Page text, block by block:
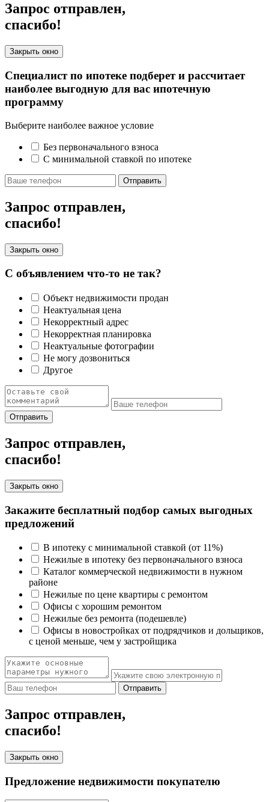
Запрос отправлен,
спасибо!
Закрыть окно
Специалист по ипотеке подберет и рассчитает
наиболее выгодную для вас ипотечную
программу
Выберите наиболее важное условие
Без первоначального взноса
С минимальной ставкой по ипотеке
Отправить
Запрос отправлен,
спасибо!
Закрыть окно
С объявлением что-то не так?
Объект недвижимости продан
Неактуальная цена
Некорректный адрес
Некорректная планировка
Неактуальные фотографии
Не могу дозвониться
Другое
Отправить
Запрос отправлен,
спасибо!
Закрыть окно
Закажите бесплатный подбор самых выгодных
предложений
В ипотеку с минимальной ставкой (от 11%)
Нежилые в ипотеку без первоначального взноса
Каталог коммерческой недвижимости в нужном
районе
Нежилые по цене квартиры с ремонтом
Офисы с хорошим ремонтом
Нежилые без ремонта (подешевле)
Офисы в новостройках от подрядчиков и дольщиков,
с ценой меньше, чем у застройщика
Отправить
Запрос отправлен,
спасибо!
Закрыть окно
Предложение недвижимости покупателю